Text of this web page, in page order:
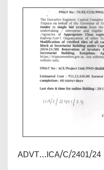
ADVT...ICA/C/2401/24